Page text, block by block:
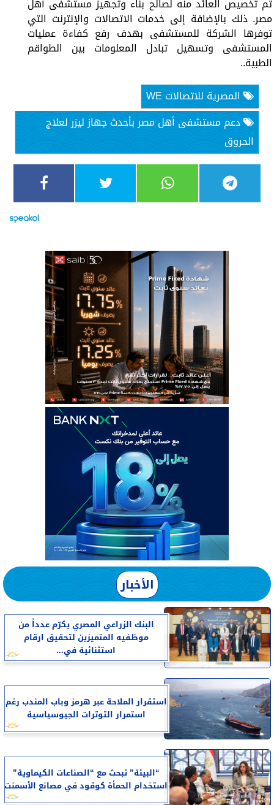
تم تخصيص العائد منه لصالح بناء وتجهيز مستشفى أهل
مصر. ذلك بالإضافة إلى خدمات الاتصالات والإنترنت التي
توفرها الشركة للمستشفى بهدف رفع كفاءة عمليات
المستشفى وتسهيل تبادل المعلومات بين الطواقم
الطبية..
المصرية للاتصالات WE
دعم مستشفى أهل مصر بأحدث جهاز ليزر لعلاج
الحروق
الأخبار
البنك الزراعي المصري يكرّم عدداً من
موظفيه المتميزين لتحقيق ارقام
استثنائية في...
استقرار الملاحة عبر هرمز وباب المندب رغم
استمرار التوترات الجيوسياسية
“البيئة” تبحث مع “الصناعات الكيماوية”
استخدام الحمأة كوقود في مصانع الأسمنت